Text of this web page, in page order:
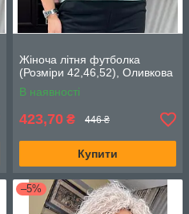
Жіноча літня футболка
(Розміри 42,46,52), Оливкова
В наявності
423,70 ₴ 446 ₴
Купити
–5%